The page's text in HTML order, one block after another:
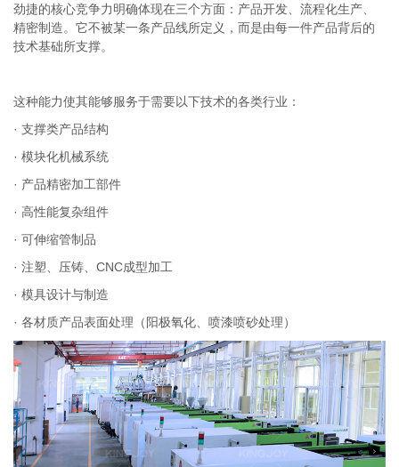
劲捷的核心竞争力明确体现在三个方面：产品开发、流程化生产、
精密制造。它不被某一条产品线所定义，而是由每一件产品背后的
技术基础所支撑。
这种能力使其能够服务于需要以下技术的各类行业：
· 支撑类产品结构
· 模块化机械系统
· 产品精密加工部件
· 高性能复杂组件
· 可伸缩管制品
· 注塑、压铸、CNC成型加工
· 模具设计与制造
· 各材质产品表面处理（阳极氧化、喷漆喷砂处理）